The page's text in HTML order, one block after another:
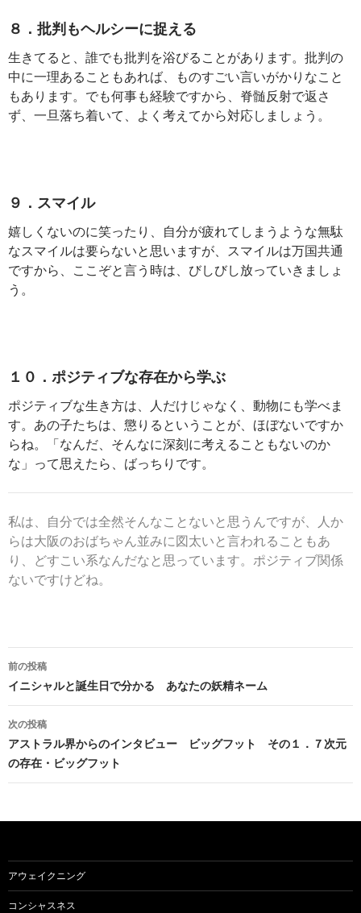
８．批判もヘルシーに捉える
生きてると、誰でも批判を浴びることがあります。批判の
中に一理あることもあれば、ものすごい言いがかりなこと
もあります。でも何事も経験ですから、脊髄反射で返さ
ず、一旦落ち着いて、よく考えてから対応しましょう。
９．スマイル
嬉しくないのに笑ったり、自分が疲れてしまうような無駄
なスマイルは要らないと思いますが、スマイルは万国共通
ですから、ここぞと言う時は、びしびし放っていきましょ
う。
１０．ポジティブな存在から学ぶ
ポジティブな生き方は、人だけじゃなく、動物にも学べま
す。あの子たちは、懲りるということが、ほぼないですか
らね。「なんだ、そんなに深刻に考えることもないのか
な」って思えたら、ばっちりです。
私は、自分では全然そんなことないと思うんですが、人か
らは大阪のおばちゃん並みに図太いと言われることもあ
り、どすこい系なんだなと思っています。ポジティブ関係
ないですけどね。
投
稿
ナ
ビ
ゲ
シ
ョ
ン
前の投稿
イニシャルと誕生日で分かる あなたの妖精ネーム
次の投稿
アストラル界からのインタビュー ビッグフット その１．７次元
の存在・ビッグフット
アウェイクニング
コンシャスネス